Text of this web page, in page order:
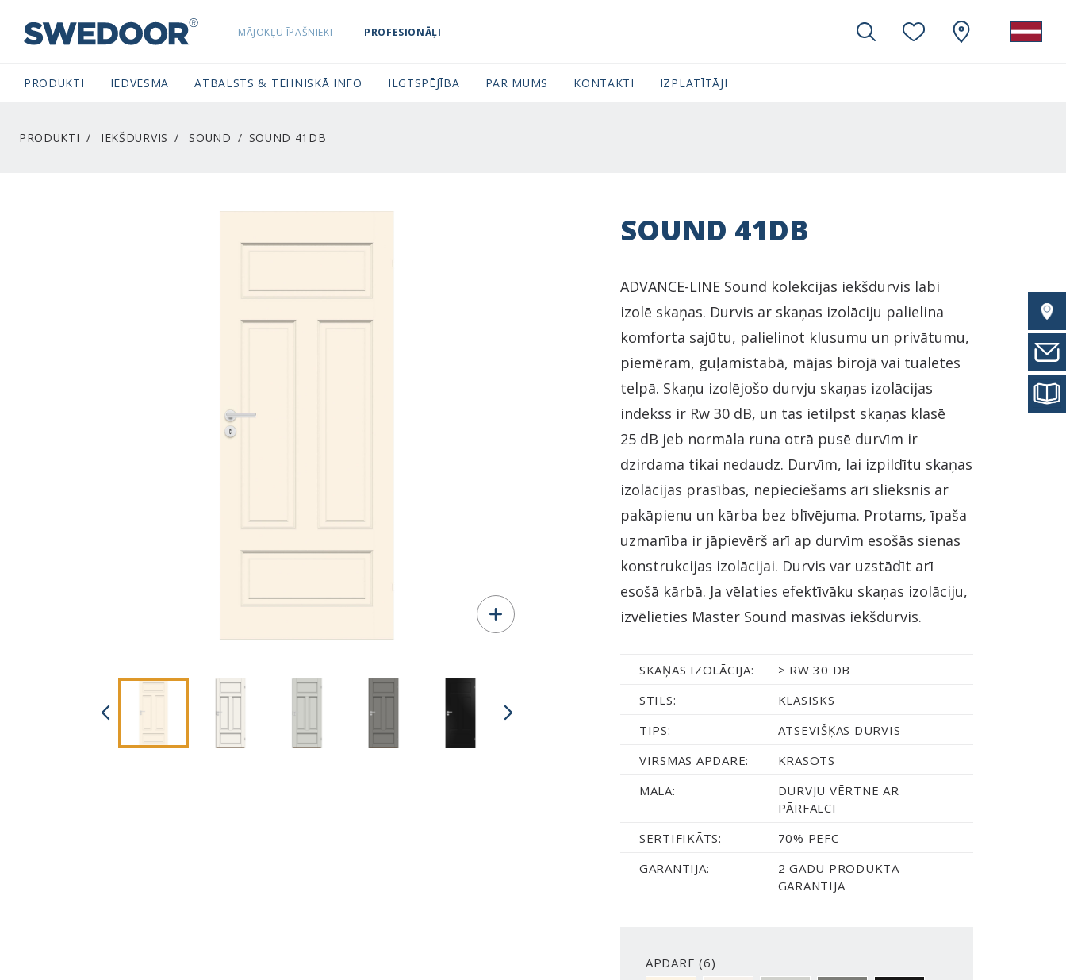
SWEDOORLATVIA NAVIGATION
MĀJOKĻU ĪPAŠNIEKI PROFESIONĀĻI
PRODUKTI IEDVESMA ATBALSTS & TEHNISKĀ INFO ILGTSPĒJĪBA PAR MUMS KONTAKTI IZPLATĪTĀJI
PRODUKTI IEKŠDURVIS SOUND SOUND 41DB
SOUND 41DB
ADVANCE-LINE Sound kolekcijas iekšdurvis labi
izolē skaņas. Durvis ar skaņas izolāciju palielina
komforta sajūtu, palielinot klusumu un privātumu,
piemēram, guļamistabā, mājas birojā vai tualetes
telpā. Skaņu izolējošo durvju skaņas izolācijas
indekss ir Rw 30 dB, un tas ietilpst skaņas klasē
25 dB jeb normāla runa otrā pusē durvīm ir
dzirdama tikai nedaudz. Durvīm, lai izpildītu skaņas
izolācijas prasības, nepieciešams arī slieksnis ar
pakāpienu un kārba bez blīvējuma. Protams, īpaša
uzmanība ir jāpievērš arī ap durvīm esošās sienas
konstrukcijas izolācijai. Durvis var uzstādīt arī
esošā kārbā. Ja vēlaties efektīvāku skaņas izolāciju,
izvēlieties Master Sound masīvās iekšdurvis.
SKAŅAS IZOLĀCIJA:
≥ RW 30 DB
STILS:
KLASISKS
TIPS:
ATSEVIŠĶAS DURVIS
VIRSMAS APDARE:
KRĀSOTS
MALA:
DURVJU VĒRTNE AR
PĀRFALCI
SERTIFIKĀTS:
70% PEFC
GARANTIJA:
2 GADU PRODUKTA
GARANTIJA
APDARE (6)